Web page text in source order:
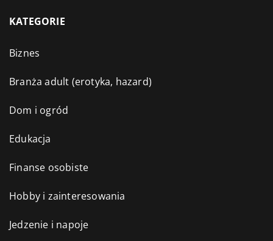
KATEGORIE
Biznes
Branża adult (erotyka, hazard)
Dom i ogród
Edukacja
Finanse osobiste
Hobby i zainteresowania
Jedzenie i napoje